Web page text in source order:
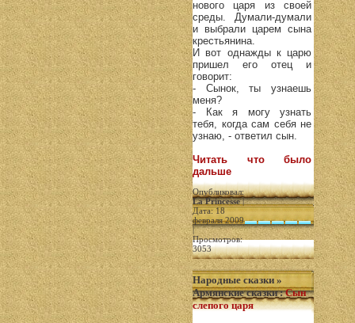
нового царя из своей
среды. Думали-думали
и выбрали царем сына
крестьянина.
И вот однажды к царю
пришел его отец и
говорит:
- Сынок, ты узнаешь
меня?
- Как я могу узнать
тебя, когда сам себя не
узнаю, - ответил сын.
Читать что было
дальше
Опубликовал:
La Princesse|
Дата: 18
февраля 2009
|
Просмотров:
3053
Народные сказки »
Армянские сказки:Сын
слепого царя